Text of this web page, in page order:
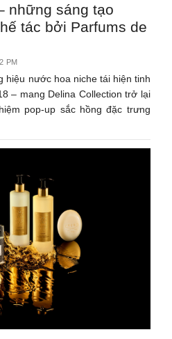
những sáng tạo
tác bởi Parfums de
PM
hiệu nước hoa niche tái hiện tinh
– mang Delina Collection trở lại
pop-up sắc hồng đặc trưng